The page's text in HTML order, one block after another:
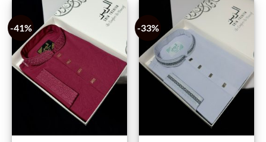
-41% -33%